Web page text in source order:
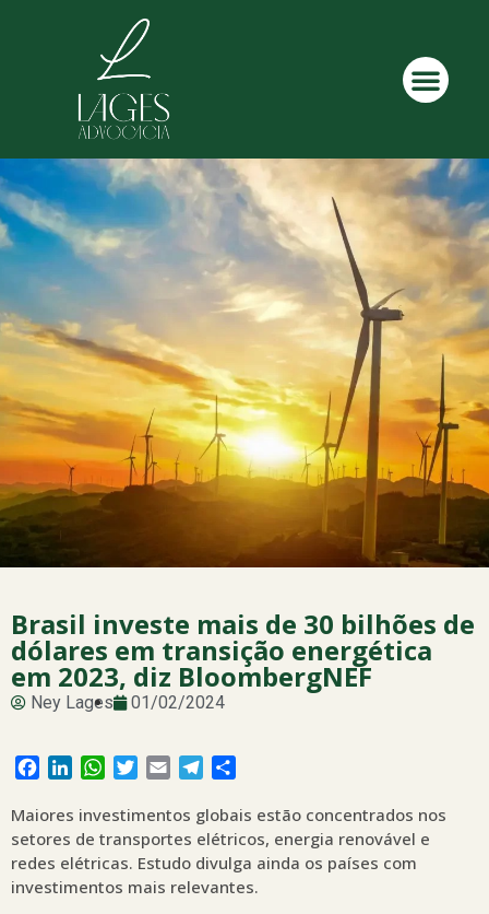
Brasil investe mais de 30 bilhões de
dólares em transição energética
em 2023, diz BloombergNEF
Ney Lages 01/02/2024
Facebook
LinkedInWhatsApp
Twitter
Email Telegram
Maiores investimentos globais estão concentrados nos
setores de transportes elétricos, energia renovável e
redes elétricas. Estudo divulga ainda os países com
investimentos mais relevantes.